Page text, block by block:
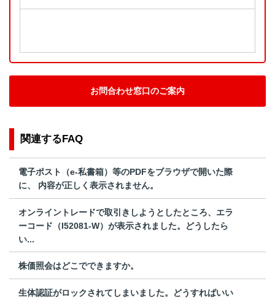
お問合わせ窓口のご案内
関連するFAQ
電子ポスト（e-私書箱）等のPDFをブラウザで開いた際
に、 内容が正しく表示されません。
オンライントレードで取引きしようとしたところ、エラ
ーコード（I52081-W）が表示されました。どうしたら
い...
株価照会はどこでできますか。
生体認証がロックされてしまいました。どうすればいい